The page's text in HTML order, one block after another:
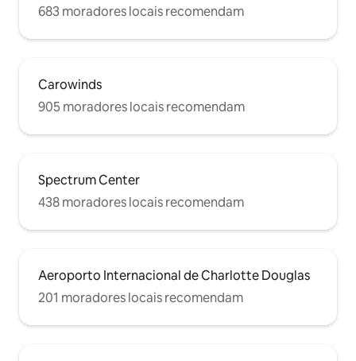
683 moradores locais recomendam
Carowinds
905 moradores locais recomendam
Spectrum Center
438 moradores locais recomendam
Aeroporto Internacional de Charlotte Douglas
201 moradores locais recomendam